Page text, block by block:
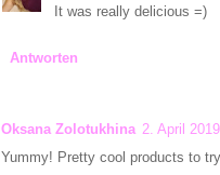
It was really delicious =)
Antworten
Oksana Zolotukhina 2. April
Yummy! Pretty cool products to